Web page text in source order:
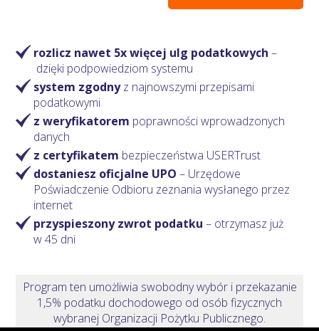
rozlicz nawet 5x więcej ulg podatkowych–
dzięki podpowiedziom systemu
system zgodnyz najnowszymi przepisami
podatkowymi
z weryfikatorem poprawności wprowadzonych
danych
z certyfikatem bezpieczeństwa USERTrust
dostaniesz oficjalne UPO – Urzędowe
Poświadczenie Odbioru zeznania wysłanego przez
internet
przyspieszony zwrot podatku – otrzymasz już
w 45 dni
Program ten umożliwia swobodny wybór i przekazanie
1,5% podatku dochodowego od osób fizycznych
wybranej Organizacji Pożytku Publicznego.